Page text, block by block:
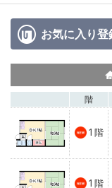
お気に入り登
階
1 階
1 階